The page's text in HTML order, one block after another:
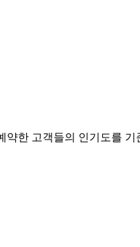
약한 고객들의 인기도를